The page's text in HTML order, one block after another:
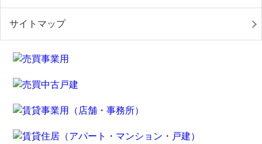
サイトマップ